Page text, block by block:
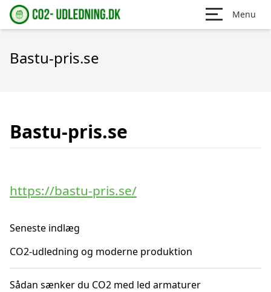
Menu
Bastu-pris.se
Bastu-pris.se
https://bastu-pris.se/
Seneste indlæg
CO2-udledning og moderne produktion
Sådan sænker du CO2 med led armaturer